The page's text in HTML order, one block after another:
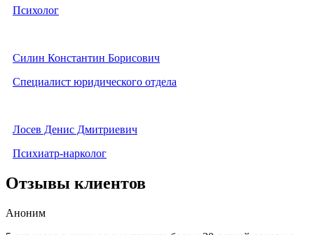
Психолог
Силин Константин Борисович
Специалист юридического отдела
Лосев Денис Дмитриевич
Психиатр-нарколог
Отзывы клиентов
Аноним